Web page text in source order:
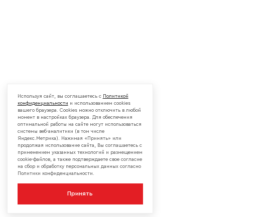
Используя сайт, вы соглашаетесь с Политикой
конфиденциальности и использованием cookies
вашего браузера. Cookies можно отключить в любой
момент в настройках браузера. Для обеспечения
оптимальной работы на сайте могут использоваться
системы веб-аналитики (в том числе
Яндекс.Метрика). Нажимая «Принять» или
продолжая использование сайта, Вы соглашаетесь с
применением указанных технологий и размещением
cookie-файлов, а также подтверждаете свое согласие
на сбор и обработку персональных данных согласно
Политики конфиденциальности.
Принять